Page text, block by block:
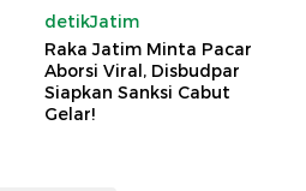
detikJatim
Raka Jatim Minta Pacar
Aborsi Viral, Disbudpar
Siapkan Sanksi Cabut
Gelar!